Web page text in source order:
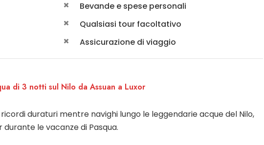
Bevande e spese personali
Qualsiasi tour facoltativo
Assicurazione di viaggio
di 3 notti sul Nilo da Assuan a Luxor
duraturi mentre navighi lungo le leggendarie acque del Nilo,
le vacanze di Pasqua.